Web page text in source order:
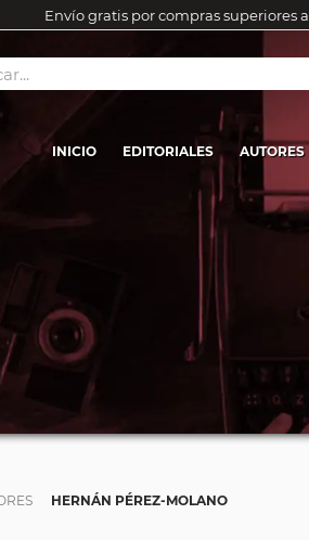
Envío gratis por compras superiores
INICIO EDITORIALES AUTORES
HERNÁN PÉREZ-MOLANO